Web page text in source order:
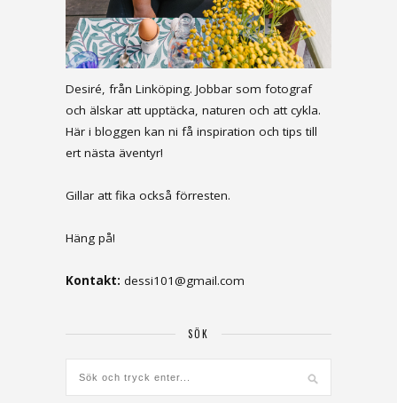
Desiré, från Linköping. Jobbar som fotograf
och älskar att upptäcka, naturen och att cykla.
Här i bloggen kan ni få inspiration och tips till
ert nästa äventyr!
Gillar att fika också förresten.
Häng på!
Kontakt: dessi101@gmail.com
SÖK